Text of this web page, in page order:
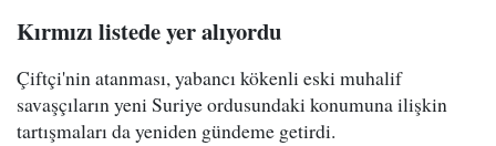
Kırmızı listede yer alıyordu
Çiftçi'nin atanması, yabancı kökenli eski muhalif
savaşçıların yeni Suriye ordusundaki konumuna ilişkin
tartışmaları da yeniden gündeme getirdi.